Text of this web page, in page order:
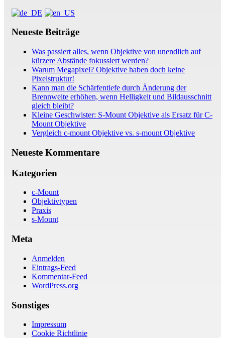
Neueste Beiträge
Was passiert alles, wenn Objektive von unendlich auf
kürzere Abstände fokussiert werden?
Warum Megapixel? Objektive haben doch keine
Pixelstruktur!
Kann man die Schärfentiefe durch Änderung der
Brennweite erhöhen, wenn Helligkeit und Bildausschnitt
gleich bleibt?
Kleine Geschwister: S-Mount Objektive als Ersatz für C-
Mount Objektive
Vergleich c-mount Objektive vs. s-mount Objektive
Neueste Kommentare
Kategorien
c-Mount
Objektivtypen
Praxis
s-Mount
Meta
Anmelden
Eintrags-Feed
Kommentar-Feed
WordPress.org
Sonstiges
Impressum
Cookie Richtlinie